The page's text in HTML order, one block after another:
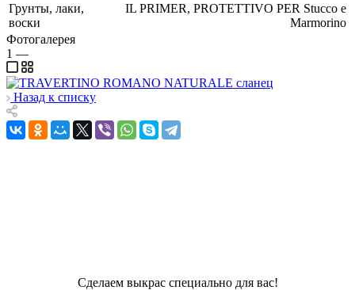
Грунты, лаки,
воски
IL PRIMER, PROTETTIVO PER Stucco e
Marmorino
Фотогалерея
1 —
Назад к списку
Сделаем выкрас специально для вас!